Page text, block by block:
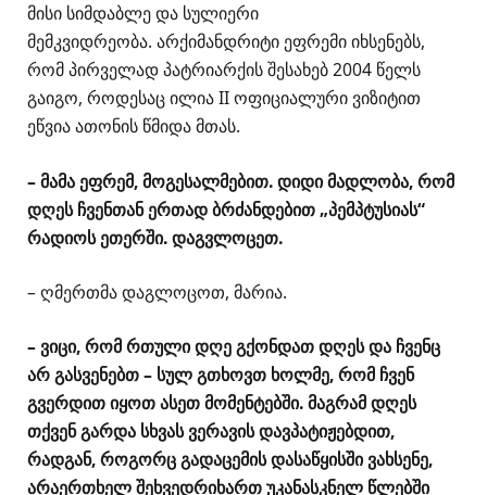
მისი სიმდაბლე და სულიერი
მემკვიდრეობა. არქიმანდრიტი ეფრემი იხსენებს,
რომ პირველად პატრიარქის შესახებ 2004 წელს
გაიგო, როდესაც ილია II ოფიციალური ვიზიტით
ეწვია ათონის წმიდა მთას.
– მამა ეფრემ, მოგესალმებით. დიდი მადლობა, რომ
დღეს ჩვენთან ერთად ბრძანდებით „პემპტუსიას“
რადიოს ეთერში. დაგვლოცეთ.
– ღმერთმა დაგლოცოთ, მარია.
– ვიცი, რომ რთული დღე გქონდათ დღეს და ჩვენც
არ გასვენებთ – სულ გთხოვთ ხოლმე, რომ ჩვენ
გვერდით იყოთ ასეთ მომენტებში. მაგრამ დღეს
თქვენ გარდა სხვას ვერავის დავპატიჟებდით,
რადგან, როგორც გადაცემის დასაწყისში ვახსენე,
არაერთხელ შეხვედრიხართ უკანასკნელ წლებში